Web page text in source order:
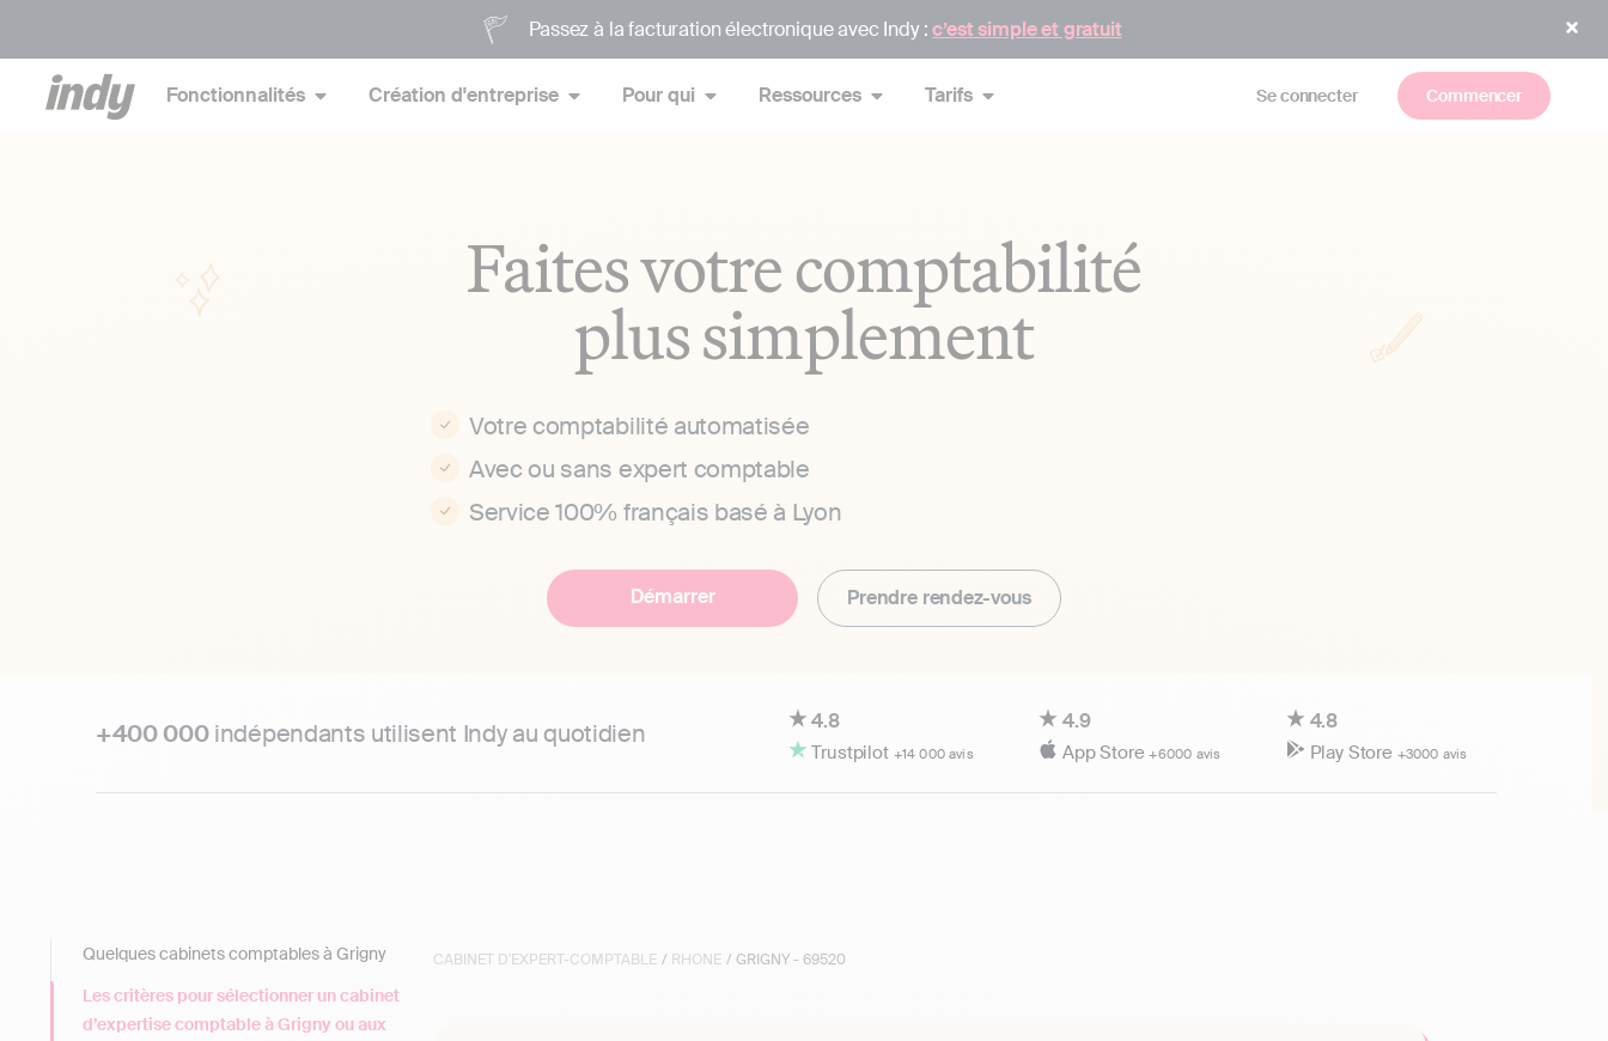
Passez à la facturation électronique avec Indy :c’est simple et gratuit
Fonctionnalités Création d'entreprise Pour qui Ressources Tarifs Se connecter Commencer
Faites votre comptabilité
plus simplement
Votre comptabilité automatisée
Avec ou sans expert comptable
Service 100% français basé à Lyon
Démarrer Prendre rendez-vous
+400 000indépendants utilisent Indy au quotidien 4.8
Trustpilot +14 000 avis
4.9
App Store+6000 avis
4.8
Play Store +3000 avis
CABINET D'EXPERT-COMPTABLE / RHONE / GRIGNY - 69520
Quelques cabinets comptables à Grigny
Les critères pour sélectionner un cabinet
d’expertise comptable à Grigny ou aux